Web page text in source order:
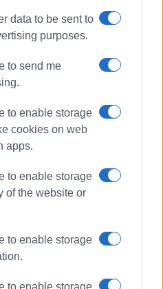
data to be sent to
purposes.
to send me
to enable storage
cookies on web
apps.
to enable storage
of the website or
to enable storage
to enable storage
Γεννηματάς» και
του Λονδίνου. Έχει
επιστημονικές
στο καθημερινό
με διαλέξεις,
παρεμβάσεις. Εκτός
στήλη, είναι
ενθέτου
FM 90,3 και
και ψυχικός
2014), της συλλογής
«Χρήζεις προστασίας»
«Επισυνάψεις»
συλλογής